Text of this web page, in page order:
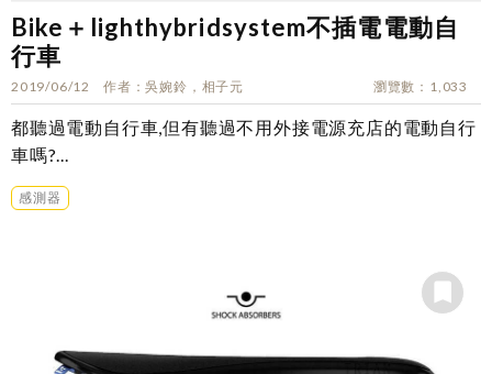
Bike＋lighthybridsystem不插電電動自
行車
2019/06/12 作者 吳婉鈴，相子元 瀏覽數 1,033
都聽過電動自行車,但有聽過不用外接電源充店的電動自行
車嗎?...
感測器